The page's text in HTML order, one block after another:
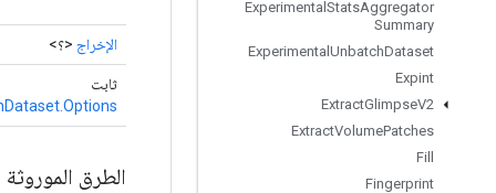
Experimental StatsAggregator
Summary
Experimental UnbatchDataset
Expint
ExtractGlimpseV2
ExtractVolumePatches
Fill
Fingerprint
الإخراج <؟>
ثابت
الطرق الموروثة